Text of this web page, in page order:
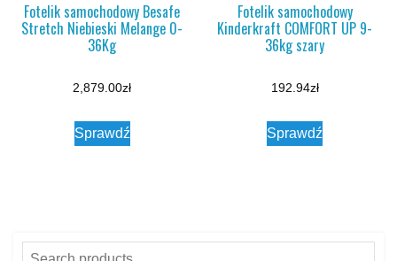
Fotelik samochodowy Besafe
Stretch Niebieski Melange 0-
36Kg
2,879.00zł
Sprawdź
Fotelik samochodowy
Kinderkraft COMFORT UP 9-
36kg szary
192.94zł
Sprawdź
Search